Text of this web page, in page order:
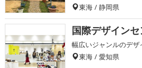
東海 / 静岡県
国際デザイン
幅広いジャンルのデザ
東海 / 愛知県